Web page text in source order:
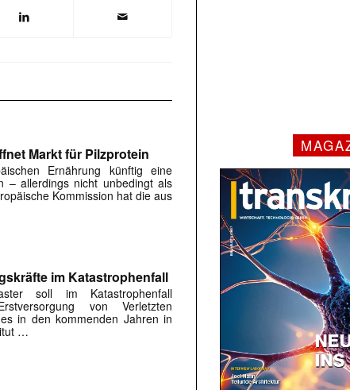
Markt für Pilzprotein
Ernährung künftig eine
– allerdings nicht unbedingt als
Kommission hat die aus
im Katastrophenfall
soll im Katastrophenfall
von Verletzten
in den kommenden Jahren in
…